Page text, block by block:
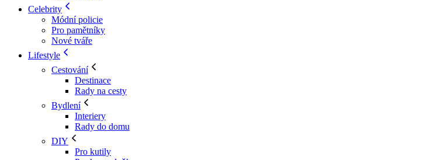
Celebrity
Módní policie
Pro pamětníky
Nové tváře
Lifestyle
Cestování
Destinace
Rady na cesty
Bydlení
Interiery
Rady do domu
DIY
Pro kutily